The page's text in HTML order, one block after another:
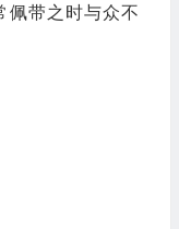
佩带之时与众不